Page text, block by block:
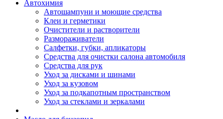
Автохимия
Автошампуни и моющие средства
Клеи и герметики
Очистители и растворители
Размораживатели
Салфетки, губки, апликаторы
Средства для очистки салона автомобиля
Средства для рук
Уход за дисками и шинами
Уход за кузовом
Уход за подкапотным пространством
Уход за стеклами и зеркалами